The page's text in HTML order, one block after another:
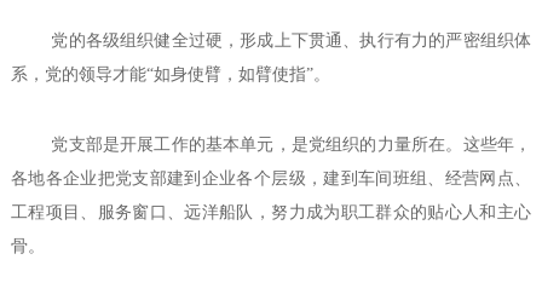
党的各级组织健全过硬，形成上下贯通、执行有力的严密组织体
系，党的领导才能“如身使臂，如臂使指”。
党支部是开展工作的基本单元，是党组织的力量所在。这些年，
各地各企业把党支部建到企业各个层级，建到车间班组、经营网点、
工程项目、服务窗口、远洋船队，努力成为职工群众的贴心人和主心
骨。